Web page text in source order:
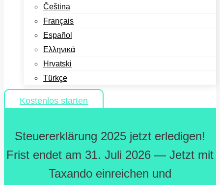
Čeština
Français
Español
Ελληνικά
Hrvatski
Türkçe
Kostenlos starten
Steuererklärung 2025 jetzt erledigen!
Frist endet am 31. Juli 2026 — Jetzt mit
Taxando einreichen und